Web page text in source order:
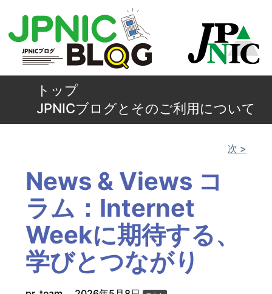
トップ
JPNICブログとそのご利用について
次 >
News & Views コ
ラム：Internet
Weekに期待する、
学びとつながり